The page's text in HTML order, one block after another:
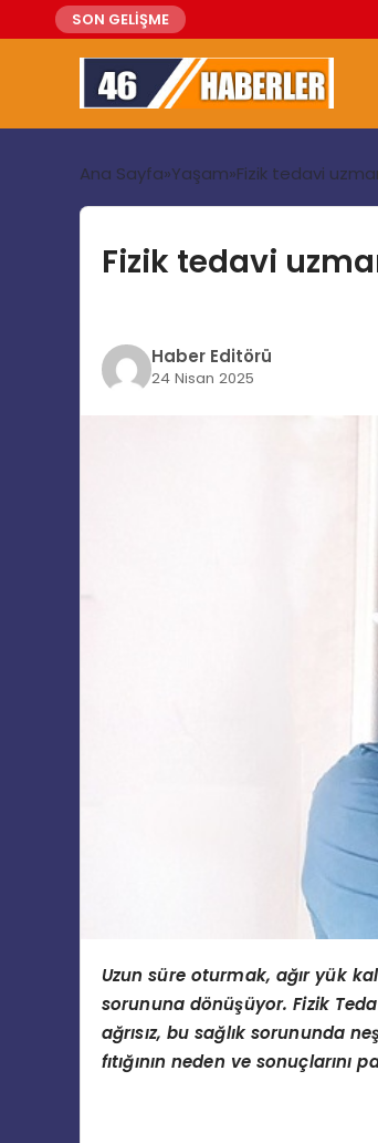
SON GELİŞME
Ana Sayfa Yaşam Fizik tedavi
Fizik tedavi
Haber Editörü
24 Nisan 2025
Uzun süre oturmak, ağır yük
sorununa dönüşüyor. Fizik
ağrısız, bu sağlık sorununda
fıtığının neden ve